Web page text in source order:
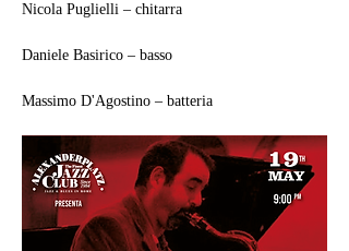
Nicola Puglielli – chitarra
Daniele Basirico – basso
Massimo D'Agostino – batteria